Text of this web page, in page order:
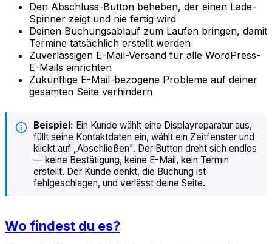
Den Abschluss-Button beheben, der einen Lade-
Spinner zeigt und nie fertig wird
Deinen Buchungsablauf zum Laufen bringen, damit
Termine tatsächlich erstellt werden
Zuverlässigen E-Mail-Versand für alle WordPress-
E-Mails einrichten
Zukünftige E-Mail-bezogene Probleme auf deiner
gesamten Seite verhindern
Beispiel: Ein Kunde wählt eine Displayreparatur aus,
füllt seine Kontaktdaten ein, wählt ein Zeitfenster und
klickt auf „Abschließen". Der Button dreht sich endlos
— keine Bestätigung, keine E-Mail, kein Termin
erstellt. Der Kunde denkt, die Buchung ist
fehlgeschlagen, und verlässt deine Seite.
Wo findest du es?